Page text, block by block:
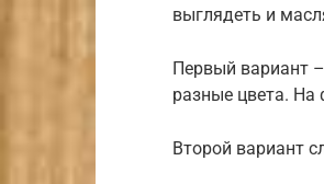
выглядеть и
Первый вариант
разные цвета. На
Второй вариант